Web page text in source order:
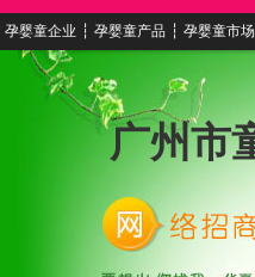
孕婴童企业 ┆ 孕婴童产品 ┆ 孕婴童市场
广州市